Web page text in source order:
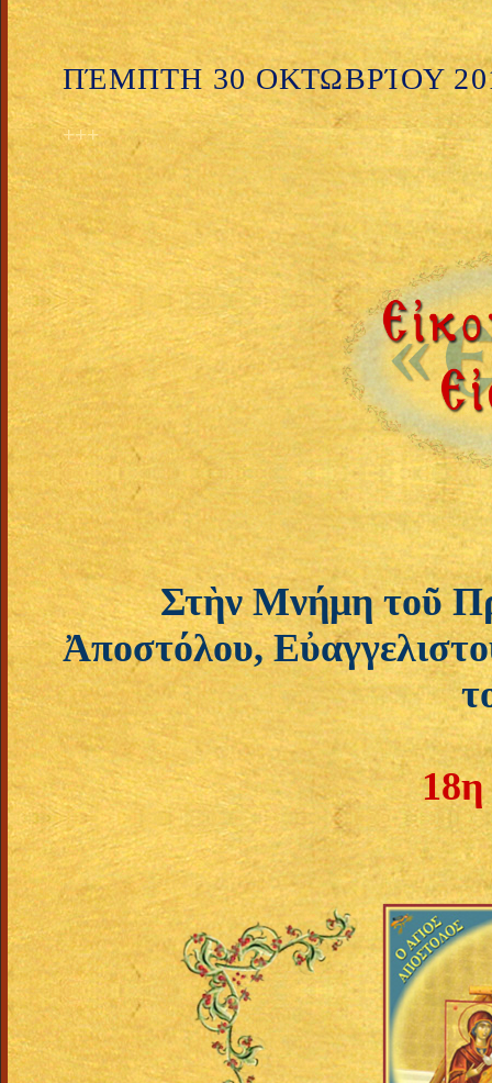
ΠΈΜΠΤΗ 30 ΟΚΤΩΒΡΊΟΥ
+++
Στὴν Μνήμη τοῦ
Ἀποστόλου,